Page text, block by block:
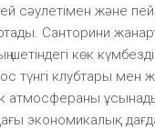
сәулетімен және
Санторини
шетіндегі көк
түнгі клубтары
атмосфераны
экономикалық